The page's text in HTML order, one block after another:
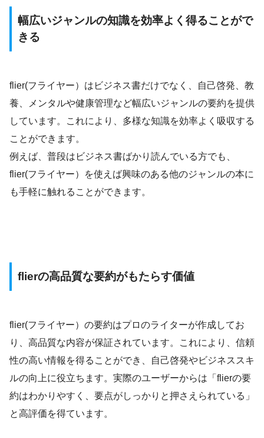
幅広いジャンルの知識を効率よく得ることがで
きる
flier(フライヤー）はビジネス書だけでなく、自己啓発、教
養、メンタルや健康管理など幅広いジャンルの要約を提供
しています。これにより、多様な知識を効率よく吸収する
ことができます。
例えば、普段はビジネス書ばかり読んでいる方でも、
flier(フライヤー）を使えば興味のある他のジャンルの本に
も手軽に触れることができます。
flierの高品質な要約がもたらす価値
flier(フライヤー）の要約はプロのライターが作成してお
り、高品質な内容が保証されています。これにより、信頼
性の高い情報を得ることができ、自己啓発やビジネススキ
ルの向上に役立ちます。実際のユーザーからは「flierの要
約はわかりやすく、要点がしっかりと押さえられている」
と高評価を得ています。